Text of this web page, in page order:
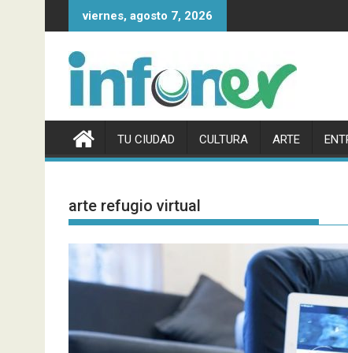
al
viernes, agosto 7, 2026
TU CIUDAD CULTURA ARTE
arte refugio virtual